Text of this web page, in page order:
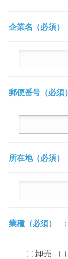
ン
ッ
サ
企業名 （必須）
郵便番号 （必須）
所在地（必須）
業種 （必須）
卸売